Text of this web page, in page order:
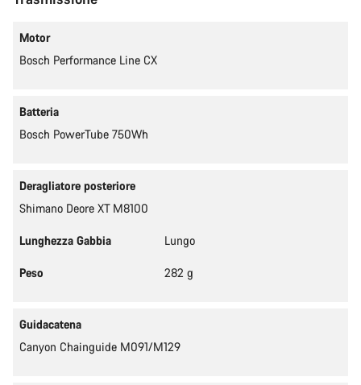
Motor
Bosch Performance Line CX
Batteria
Bosch PowerTube 750Wh
Deragliatore posteriore
Shimano Deore XT M8100
Lunghezza Gabbia Lungo
Peso 282 g
Guidacatena
Canyon Chainguide M091/M129